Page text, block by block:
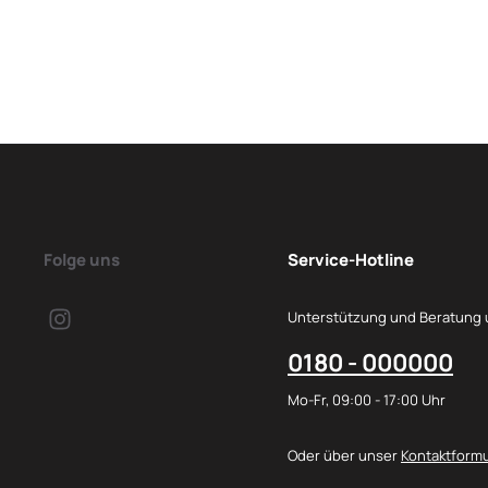
Folge uns Service-Hotline
Unterstützung und Beratung
0180 - 000000
Mo-Fr, 09:00 - 17:00 Uhr
Oder über unser